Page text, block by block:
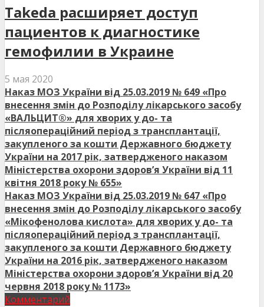
Takeda расширяет доступ
пациентов к диагностике
гемофилии в Украине
5 мая 2020
Наказ МОЗ України від 25.03.2019 № 649 «Про
внесення змін до Розподілу лікарського засобу
«ВАЛЬЦИТ®» для хворих у до- та
післяопераційний період з трансплантації,
закупленого за кошти Державного бюджету
України на 2017 рік, затвердженого наказом
Міністерства охорони здоров’я України від 11
квітня 2018 року № 655»
Наказ МОЗ України від 25.03.2019 № 647 «Про
внесення змін до Розподілу лікарського засобу
«Мікофенолова кислота» для хворих у до- та
післяопераційний період з трансплантації,
закупленого за кошти Державного бюджету
України на 2016 рік, затвердженого наказом
Міністерства охорони здоров’я України від 20
червня 2018 року № 1173»
Комментарий